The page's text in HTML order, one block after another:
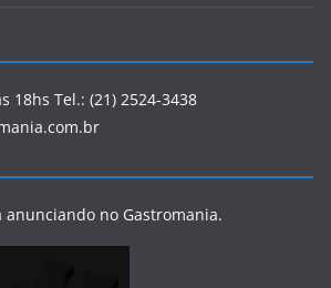
18hs Tel.: (21) 2524-3438
anunciando no Gastromania.